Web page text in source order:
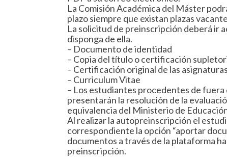
La Comisión Académica del Máster
plazo siempre que existan plazas
La solicitud de preinscripción deberá ir
disponga de ella.
– Documento de identidad
– Copia del título o certificación
– Certificación original de las
– Curriculum Vitae
– Los estudiantes procedentes de
presentarán la resolución de la
equivalencia del Ministerio de
Al realizar la autopreinscripción el
correspondiente la opción “aportar
documentos a través de la plataforma
preinscripción.